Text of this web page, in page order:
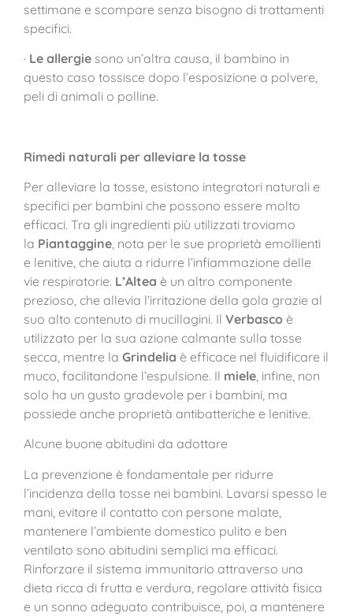
settimane e scompare senza bisogno di trattamenti
specifici.
· Le allergie sono un’altra causa, il bambino in
questo caso tossisce dopo l’esposizione a polvere,
peli di animali o polline.
Rimedi naturali per alleviare la tosse
Per alleviare la tosse, esistono integratori naturali e
specifici per bambini che possono essere molto
efficaci. Tra gli ingredienti più utilizzati troviamo
la Piantaggine, nota per le sue proprietà emollienti
e lenitive, che aiuta a ridurre l’infiammazione delle
vie respiratorie. L’Altea è un altro componente
prezioso, che allevia l’irritazione della gola grazie al
suo alto contenuto di mucillagini. Il Verbasco è
utilizzato per la sua azione calmante sulla tosse
secca, mentre la Grindelia è efficace nel fluidificare il
muco, facilitandone l’espulsione. Il miele, infine, non
solo ha un gusto gradevole per i bambini, ma
possiede anche proprietà antibatteriche e lenitive.
Alcune buone abitudini da adottare
La prevenzione è fondamentale per ridurre
l’incidenza della tosse nei bambini. Lavarsi spesso le
mani, evitare il contatto con persone malate,
mantenere l’ambiente domestico pulito e ben
ventilato sono abitudini semplici ma efficaci.
Rinforzare il sistema immunitario attraverso una
dieta ricca di frutta e verdura, regolare attività fisica
e un sonno adeguato contribuisce, poi, a mantenere